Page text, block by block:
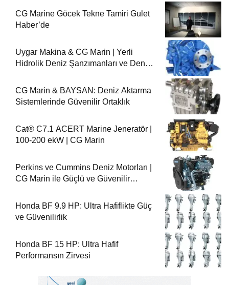
CG Marine Göcek Tekne Tamiri Gulet
Haber’de
Uygar Makina & CG Marin | Yerli
Hidrolik Deniz Şanzımanları ve Deniz
CG Marin & BAYSAN: Deniz Aktarma
Sistemlerinde Güvenilir Ortaklık
Cat® C7.1 ACERT Marine Jeneratör |
100-200 ekW | CG Marin
Perkins ve Cummins Deniz Motorları |
CG Marin ile Güçlü ve Güvenilir
Honda BF 9.9 HP: Ultra Hafiflikte Güç
ve Güvenilirlik
Honda BF 15 HP: Ultra Hafif
Performansın Zirvesi